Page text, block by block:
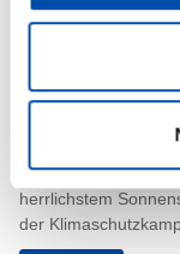
Es ist nicht nötig,
08.06.18: Der
herrlichstem
der